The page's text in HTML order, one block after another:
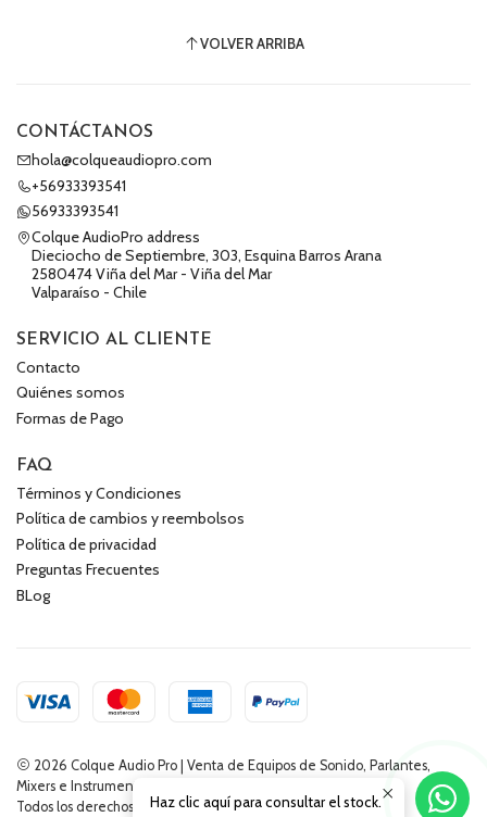
VOLVER ARRIBA
CONTÁCTANOS
hola@colqueaudiopro.com
+56933393541
56933393541
Colque AudioPro address
Dieciocho de Septiembre, 303, Esquina Barros Arana
2580474 Viña del Mar - Viña del Mar
Valparaíso - Chile
SERVICIO AL CLIENTE
Contacto
Quiénes somos
Formas de Pago
FAQ
Términos y Condiciones
Política de cambios y reembolsos
Política de privacidad
Preguntas Frecuentes
BLog
2026 Colque Audio Pro | Venta de Equipos de Sonido, Parlantes,
Mixers e Instrumentos Musicales.
Todos los derechos reservados.Desarrollado por Jumpseller
Haz clic aquí para consultar el stock.